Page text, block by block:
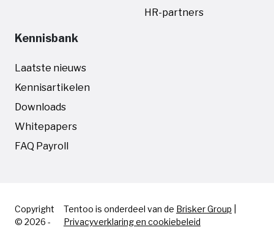
HR-partners
Kennisbank
Laatste nieuws
Kennisartikelen
Downloads
Whitepapers
FAQ Payroll
Copyright
© 2026 -
Tentoo is onderdeel van de Brisker Group
Privacyverklaring en cookiebeleid